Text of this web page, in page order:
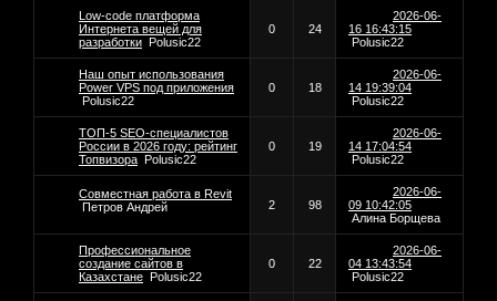
Low-code платформа
Интернета вещей для
разработки Polusic22
0 24
2026-06-
16 16:43:15
Polusic22
Наш опыт использования
Power VPS под приложения
Polusic22
0 18
2026-06-
14 19:39:04
Polusic22
ТОП-5 SEO-специалистов
России в 2026 году: рейтинг
Топвизора Polusic22
0 19
2026-06-
14 17:04:54
Polusic22
Совместная работа в Revit
Петров Андрей
2 98
2026-06-
09 10:42:05
Алина Борщева
Профессиональное
создание сайтов в
Казахстане Polusic22
0 22
2026-06-
04 13:43:54
Polusic22